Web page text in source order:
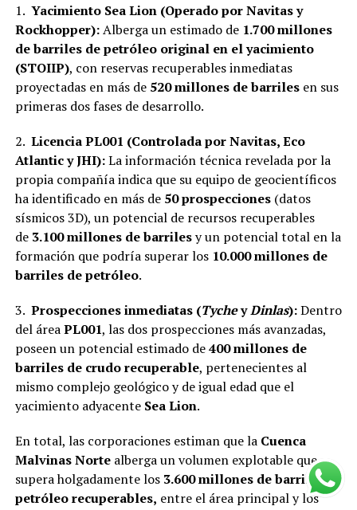
1. Yacimiento Sea Lion (Operado por Navitas y
Rockhopper):Alberga un estimado de 1.700 millones
de barriles de petróleo original en el yacimiento
(STOIIP), con reservas recuperables inmediatas
proyectadas en más de 520 millones de barrilesen sus
primeras dos fases de desarrollo.
2. Licencia PL001 (Controlada por Navitas, Eco
Atlantic y JHI):La información técnica revelada por la
propia compañía indica que su equipo de geocientíficos
ha identificado en más de 50 prospecciones(datos
sísmicos 3D), un potencial de recursos recuperables
de 3.100 millones de barrilesy un potencial total en la
formación que podría superar los 10.000 millones de
barriles de petróleo.
3. Prospecciones inmediatas (TycheyDinlas):Dentro
del áreaPL001, las dos prospecciones más avanzadas,
poseen un potencial estimado de400 millones de
barriles de crudo recuperable, pertenecientes al
mismo complejo geológico y de igual edad que el
yacimiento adyacente Sea Lion.
En total, las corporaciones estiman que la Cuenca
Malvinas Nortealberga un volumen explotable que
supera holgadamente los 3.600 millones de barriles de
petróleo recuperables, entre el área principal y los